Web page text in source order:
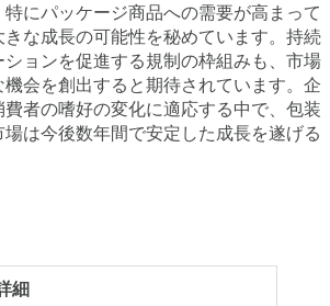
にパッケージ商品への需要が高まって
な成長の可能性を秘めています。持続
ョンを促進する規制の枠組みも、市場
会を創出すると期待されています。企
者の嗜好の変化に適応する中で、包装
は今後数年間で安定した成長を遂げる
細